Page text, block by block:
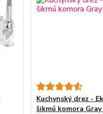
Kuchynský drez -
šikmú komora